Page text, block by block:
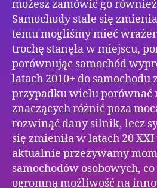
możesz zamówić go
Samochody stale się
temu mogliśmy mieć
trochę stanęła w miejscu,
porównując samochód
latach 2010+ do samochodu
przypadku wielu porównać
znaczących różnić poza
rozwinąć dany silnik, lecz
się zmieniła w latach 20
aktualnie przezywamy
samochodów osobowych,
ogromną możliwość na